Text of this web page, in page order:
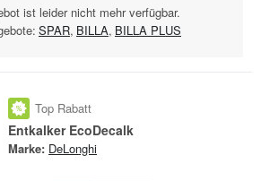
ist leider nicht mehr verfügbar.
SPAR, BILLA, BILLA PLUS
Top Rabatt
Entkalker EcoDecalk
Marke: DeLonghi